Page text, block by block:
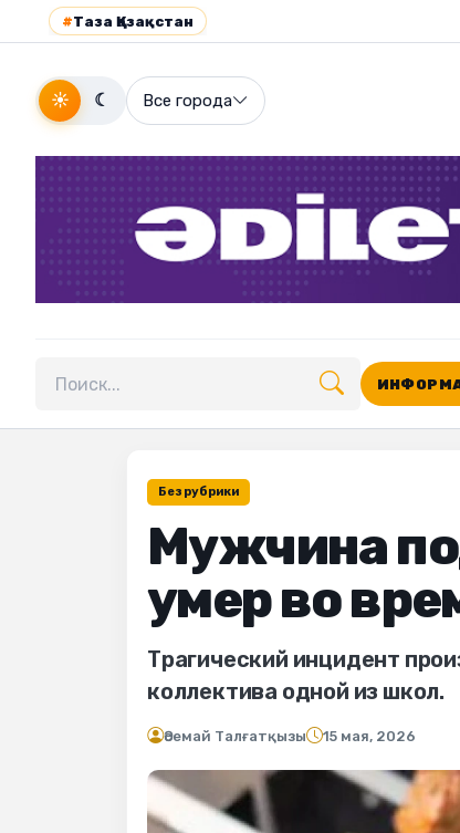
#Таза Қазақстан
☀ ☾ Все города
Поиск по сайту
Без рубрики
Мужчина
умер во
Трагический инцидент
коллектива одной из школ.
Әсемай Талғатқызы 15 мая, 2026